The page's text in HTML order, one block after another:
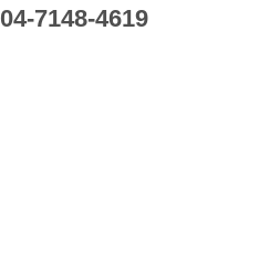
04-7148-4619